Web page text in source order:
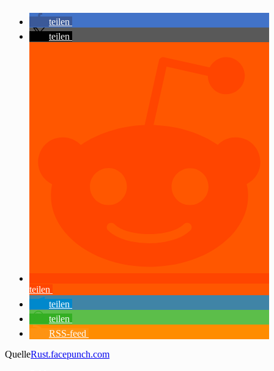
teilen
teilen
teilen
teilen
teilen
RSS-feed
QuelleRust.facepunch.com